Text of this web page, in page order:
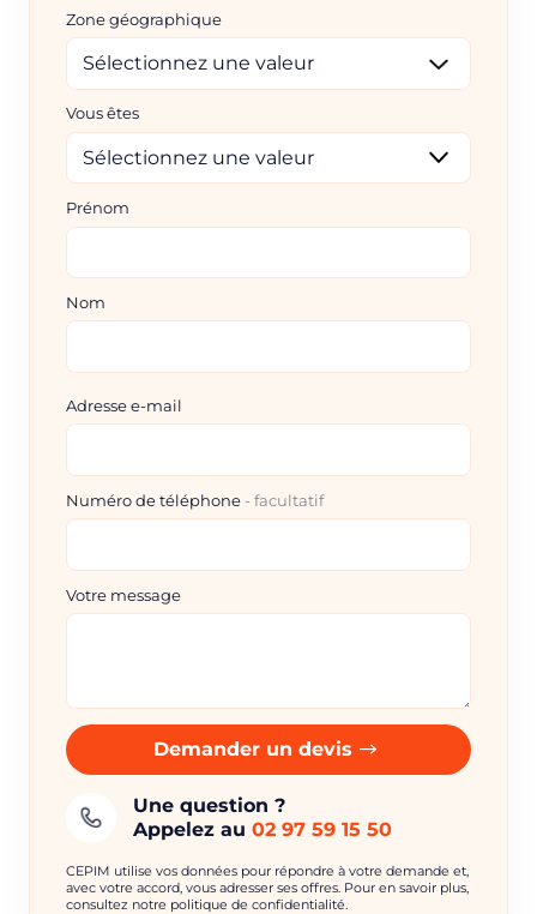
Zone géographique
Vous êtes
Prénom
Nom
Adresse e-mail
Numéro de téléphone facultatif
Votre message
Demander un devis
Une question ?
Appelez au 02 97 59 15 50
CEPIM utilise vos données pour répondre à votre demande et,
avec votre accord, vous adresser ses offres. Pour en savoir plus,
consultez notre politique de confidentialité.